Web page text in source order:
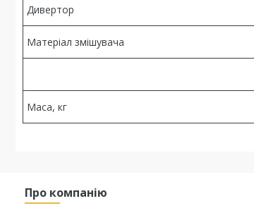
Дивертор
Матеріал змішувача
Маса, кг
Про компанію